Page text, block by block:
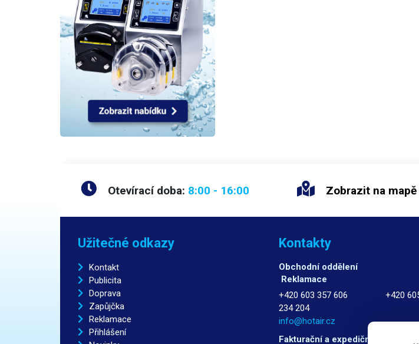
Otevírací doba: 8:00 - 16:00 Zobrazit na mapě
Užitečné odkazy
Kontakt
Publicita
Doprava
Zapůjčka
Reklamace
Přihlášení
Kontakty
Obchodní oddělení
Reklamace
+420 603 357 606 +420
234 204
info@hotair.cz
Fakturační a expediční oddělení